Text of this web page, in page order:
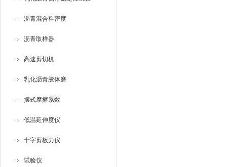
沥青混合料密度
沥青取样器
高速剪切机
乳化沥青胶体磨
摆式摩擦系数
低温延伸度仪
十字剪板力仪
试验仪